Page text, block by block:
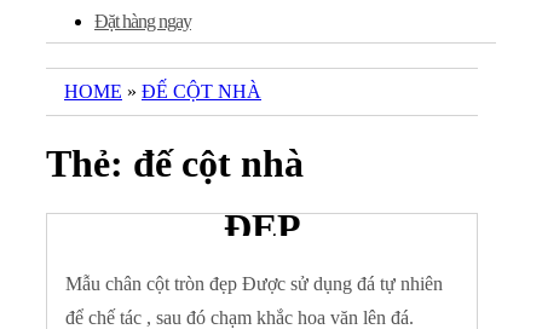
Đặt hàng ngay
HOME » ĐẾ CỘT NHÀ
Thẻ: đế cột nhà
MẪU CHÂN CỘT TRÒN
ĐẸP
Mẫu chân cột tròn đẹp Được sử dụng đá tự nhiên
để chế tác , sau đó chạm khắc hoa văn lên đá.